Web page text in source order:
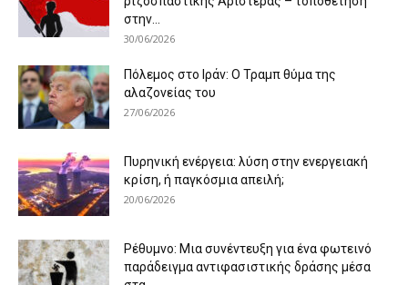
στην...
30/06/2026
Πόλεμος στο Ιράν: Ο Τραμπ θύμα της
αλαζονείας του
27/06/2026
Πυρηνική ενέργεια: λύση στην ενεργειακή
κρίση, ή παγκόσμια απειλή;
20/06/2026
Ρέθυμνο: Μια συνέντευξη για ένα φωτεινό
παράδειγμα αντιφασιστικής δράσης μέσα